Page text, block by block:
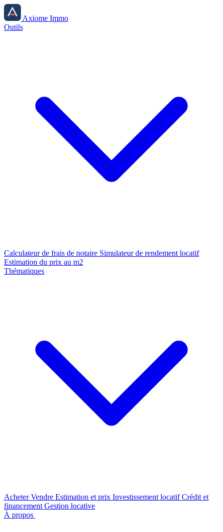
Axiome Immo
Outils
Calculateur de frais de notaire Simulateur de rendement locatif
Estimation du prix au m2
Thématiques
AcheterVendre Estimation et prix Investissement locatifCrédit et
financement Gestion locative
À propos